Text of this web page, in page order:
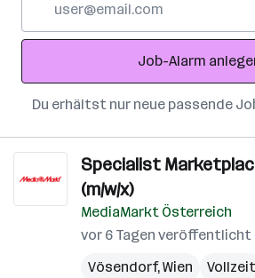
Adresse
Job-Alarm
Du erhältst nur neue passende
Specialist
(m/w/x)
MediaMarkt Österreich
vor 6 Tagen veröffentlicht
Vösendorf,Wien Vollzeit